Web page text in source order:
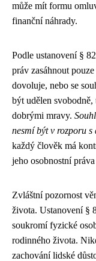
může mít formu
finanční náhrady.
Podle ustanovení §
práv zasáhnout
dovoluje, nebo se
být udělen
dobrými mravy.
nesmí být v rozporu
každý člověk má
jeho osobnostní
Zvláštní pozornost
života. Ustanovení §
soukromí fyzické
rodinného života.
zachování lidské